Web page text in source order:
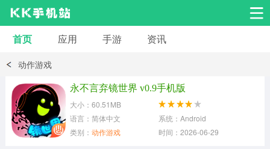
安卓应用
小说漫画
首页 应用 手游 资讯
动作游戏
永不言弃镜世界 v0.9手机版
大小：60.51MB
语言：简体中文
系统：Android
类别： 动作游戏 时间：2026-06-29